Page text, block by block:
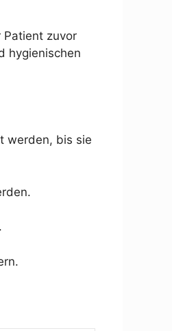
zuvor
hygienischen
werden, bis sie